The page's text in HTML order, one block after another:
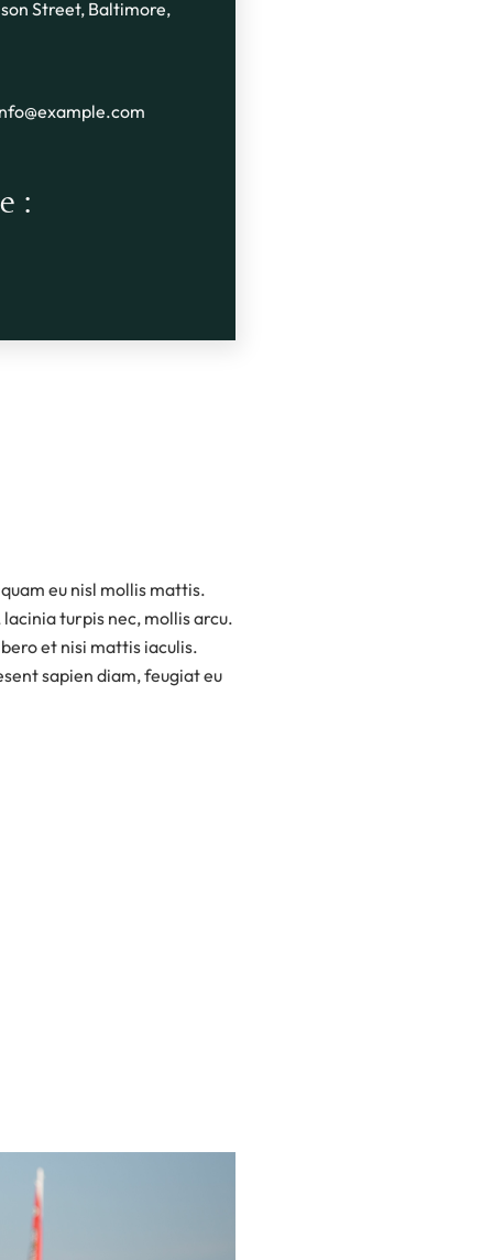
Street, Baltimore,
:
eu nisl mollis mattis.
turpis nec, mollis arcu.
et nisi mattis iaculis.
sapien diam, feugiat eu